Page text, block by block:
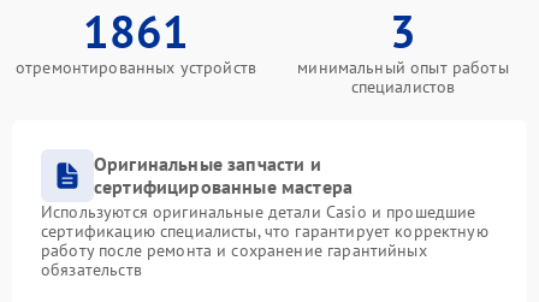
1861
отремонтированных устройств
3
минимальный опыт работы
специалистов
Оригинальные запчасти и
сертифицированные мастера
Используются оригинальные детали Casio и прошедшие
сертификацию специалисты, что гарантирует корректную
работу после ремонта и сохранение гарантийных
обязательств